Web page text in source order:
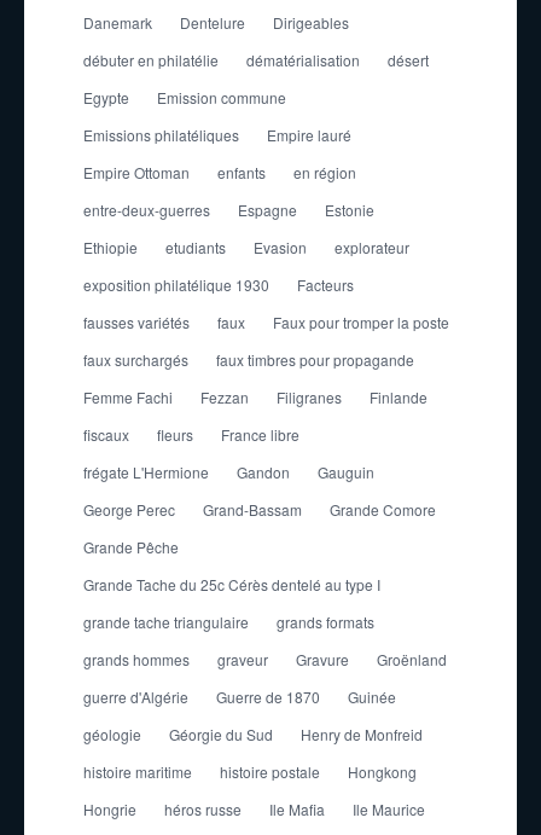
Danemark
Dentelure
Dirigeables
débuter en philatélie
dématérialisation
désert
Egypte
Emission commune
Emissions philatéliques
Empire lauré
Empire Ottoman
enfants
en région
entre-deux-guerres
Espagne
Estonie
Ethiopie
etudiants Evasion
explorateur
exposition philatélique 1930
Facteurs
fausses variétés
faux
Faux pour tromper la poste
faux surchargés
faux timbres pour propagande
Femme Fachi
Fezzan Filigranes
Finlande
fiscaux
fleurs
France libre
frégate L'Hermione
Gandon
Gauguin
George Perec
Grand-Bassam
Grande Comore
Grande Pêche
Grande Tache du 25c Cérès dentelé au type I
grande tache triangulaire
grands formats
grands hommes
graveur Gravure
Groënland
guerre d'Algérie
Guerre de 1870
Guinée
géologie
Géorgie du Sud
Henry de Monfreid
histoire maritime
histoire postale
Hongkong
Hongrie
héros russe Ile Mafia
Ile Maurice